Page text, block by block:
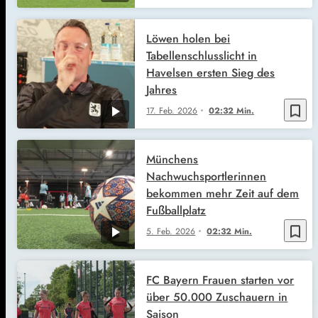
bookmark_border
17. Feb. 2026 02:32 Min.
Löwen holen bei
Tabellenschlusslicht in
Havelsen ersten Sieg des
Jahres
bookmark_border
5. Feb. 2026 02:32 Min.
Münchens
Nachwuchsportlerinnen
bekommen mehr Zeit auf dem
Fußballplatz
FC Bayern Frauen starten vor
über 50.000 Zuschauern in
Saison